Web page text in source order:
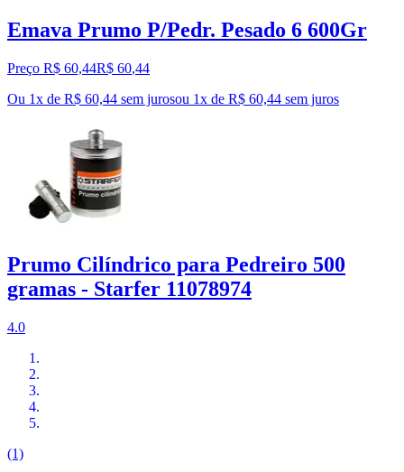
Emava Prumo P/Pedr. Pesado 6 600Gr
Preço R$ 60,44R$ 60,44
Ou 1x de R$ 60,44 sem jurosou 1x de R$ 60,44 sem juros
Prumo Cilíndrico para Pedreiro 500
gramas - Starfer 11078974
4.0
(1)